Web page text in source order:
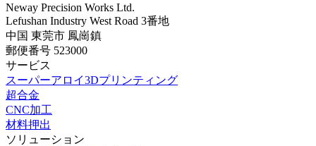
Neway Precision Works Ltd.
Lefushan Industry West Road 3番地
中国 東莞市 鳳崗鎮
郵便番号 523000
サービス
スーパーアロイ3Dプリンティング
超合金
CNC加工
材料押出
ソリューション